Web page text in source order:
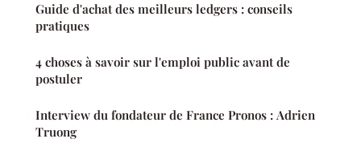
Guide d'achat des meilleurs ledgers : conseils
pratiques
4 choses à savoir sur l'emploi public avant de
postuler
Interview du fondateur de France Pronos : Adrien
Truong